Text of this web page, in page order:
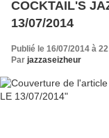
COCKTAIL'S
13/07/2014
Publié le 16/07/2014 à
Par jazzaseizheur